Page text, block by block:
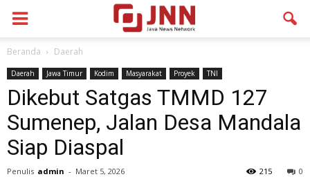
Beranda Daerah
Daerah Jawa Timur Kodim Masyarakat Proyek TNI
Dikebut Satgas TMMD 127
Sumenep, Jalan Desa Mandala
Siap Diaspal
Penulis admin - Maret 5, 2026 0
215